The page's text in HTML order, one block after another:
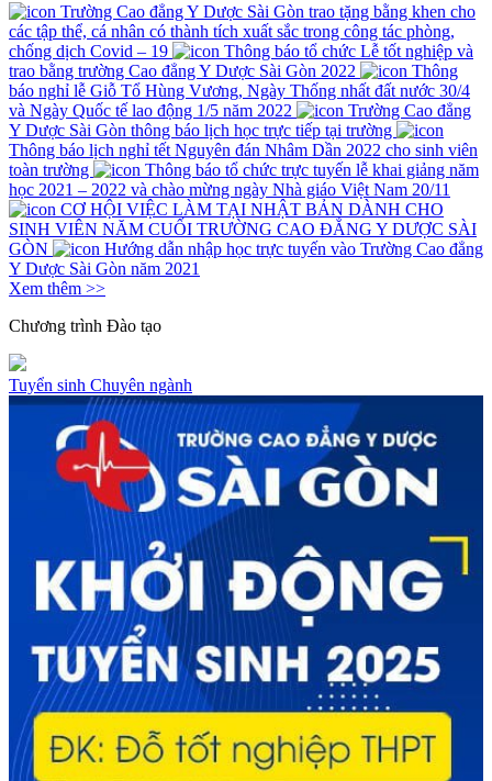
Trường Cao đẳng Y Dược Sài Gòn trao tặng bằng khen cho
các tập thể, cá nhân có thành tích xuất sắc trong công tác phòng,
chống dịch Covid – 19
Thông báo tổ chức Lễ tốt nghiệp và
trao bằng trường Cao đẳng Y Dược Sài Gòn 2022
Thông
báo nghỉ lễ Giỗ Tổ Hùng Vương, Ngày Thống nhất đất nước 30/4
và Ngày Quốc tế lao động 1/5 năm 2022
Trường Cao đẳng
Y Dược Sài Gòn thông báo lịch học trực tiếp tại trường
Thông báo lịch nghỉ tết Nguyên đán Nhâm Dần 2022 cho sinh viên
toàn trường
Thông báo tổ chức trực tuyến lễ khai giảng năm
học 2021 – 2022 và chào mừng ngày Nhà giáo Việt Nam 20/11
CƠ HỘI VIỆC LÀM TẠI NHẬT BẢN DÀNH CHO
SINH VIÊN NĂM CUỐI TRƯỜNG CAO ĐẲNG Y DƯỢC SÀI
GÒN
Hướng dẫn nhập học trực tuyến vào Trường Cao đẳng
Y Dược Sài Gòn năm 2021
Xem thêm >>
Chương trình Đào tạo
Tuyển sinh Chuyên ngành